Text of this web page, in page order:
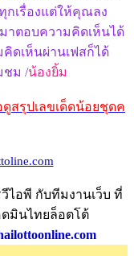
กเรื่องแต่ให้คุณลง
าตอบความคิดเห็นได้
ดเห็นผ่านเฟสก็ได้
ชม /น้องยิ้ม
สรุปเลขเด็ดน้อยชุดค
ไอพี กับทีมงานเว็บ ที่
มินไทยล็อตโต้